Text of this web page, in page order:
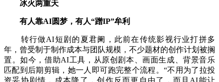
冰火两重天
有人靠AI圆梦，有人“蹭IP”牟利
转行做AI短剧的夏君阑，此前在传统影视行业打拼多
年，曾受制于制作成本与团队规模，不少题材的创作计划被搁
置。如今，借助AI工具，从原创剧本、画面生成、背景音乐
匹配到后期剪辑，她一人即可跑完整个流程。“不用为了拉投